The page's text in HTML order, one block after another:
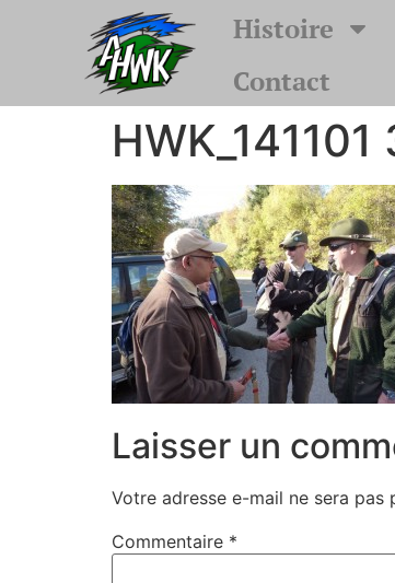
Histoire
Contact
Laisser un
Votre adresse e-mail ne sera pas
Commentaire *